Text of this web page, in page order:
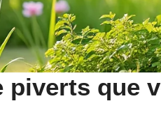
piverts que